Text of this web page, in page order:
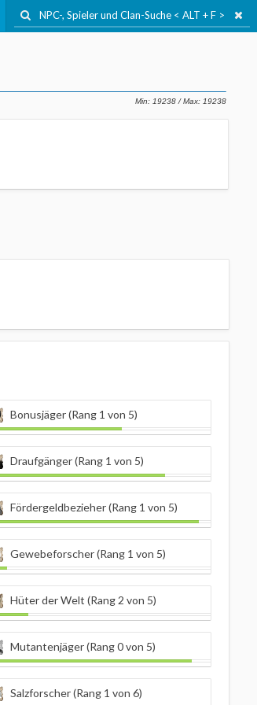
Bonusjäger (Rang 1 von 5)
Draufgänger (Rang 1 von 5)
Fördergeldbezieher (Rang 1 von 5)
Gewebeforscher (Rang 1 von 5)
Hüter der Welt (Rang 2 von 5)
Mutantenjäger (Rang 0 von 5)
Salzforscher (Rang 1 von 6)